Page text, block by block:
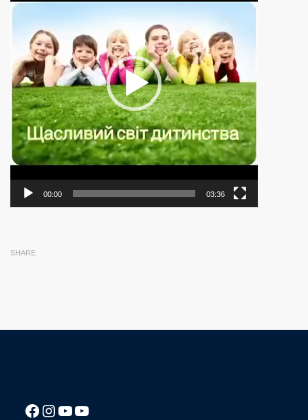
00:00 03:36
SHARE
Посилання на Facebook сторінку ліцею
Instagram
Посилання на YouTube канал ліцеюПосилання на YouTube канал ліцею